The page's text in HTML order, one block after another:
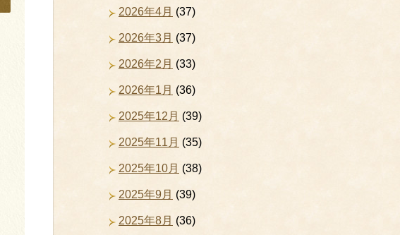
2026年4月 (37)
2026年3月 (37)
2026年2月 (33)
2026年1月 (36)
2025年12月 (39)
2025年11月 (35)
2025年10月 (38)
2025年9月 (39)
2025年8月 (36)